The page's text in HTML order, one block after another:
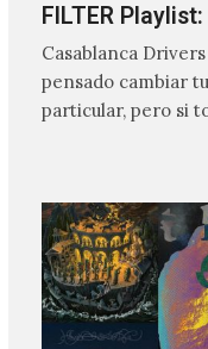
FILTER
Casablanca
pensado cambiar
particular, pero si